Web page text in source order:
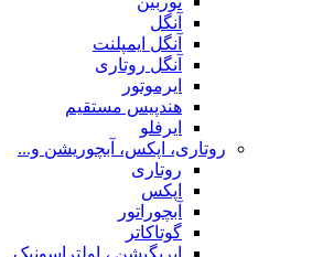
آنگل
آنگل ایمپلنت
آنگل روتاری
ایرموتور
هندپیس مستقیم
ایرفلو
روتاری، اپکس، آبچوریشن و...
روتاری
اپکس
آبچوراتور
گوتاکاتر
ایریگیشن ، اولتراسونیک